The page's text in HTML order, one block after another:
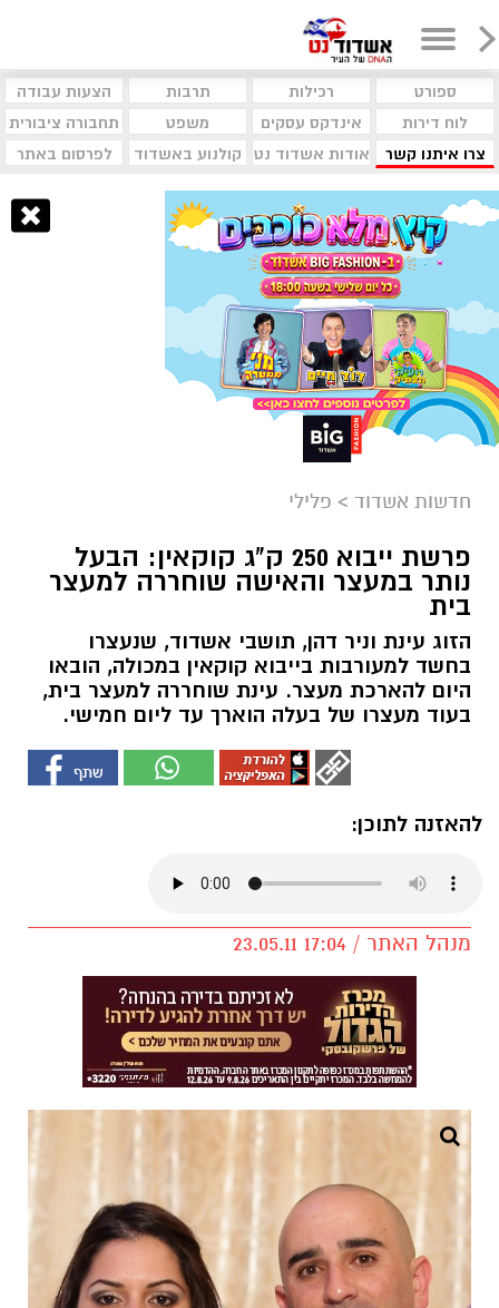
ספורט רכילות תרבות
הצעות עבודה
לוח דירות
אינדקס עסקים משפט
תחבורה ציבורית
צרו איתנו קשר
אודות אשדוד נט קולנוע באשדוד לפרסום באתר
חדשות אשדוד > פלילי
פרשת ייבוא 250 ק"ג קוקאין: הבעל
נותר במעצר והאישה שוחררה למעצר
בית
הזוג עינת וניר דהן, תושבי אשדוד, שנעצרו
בחשד למעורבות בייבוא קוקאין במכולה, הובאו
היום להארכת מעצר. עינת שוחררה למעצר בית,
בעוד מעצרו של בעלה הוארך עד ליום חמישי.
להאזנה לתוכן:
מנהל האתר / 17:04 23.05.11